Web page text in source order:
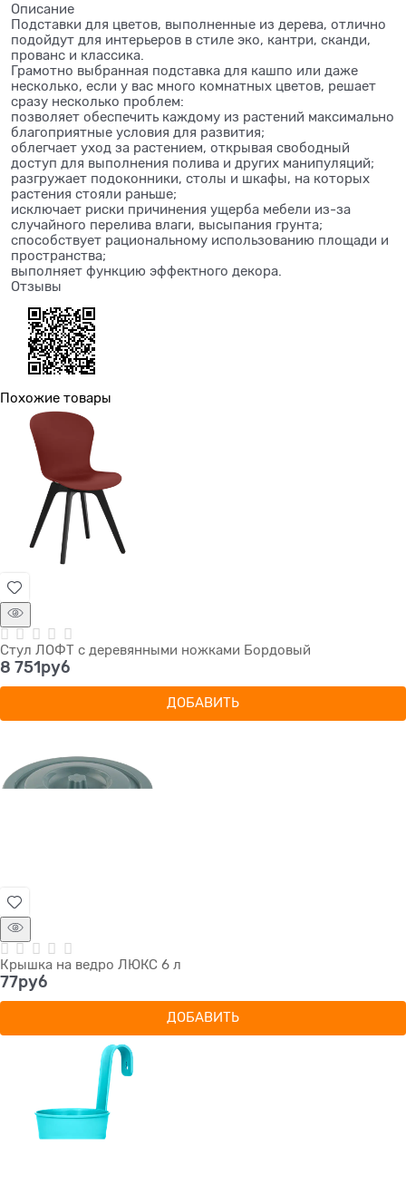
Описание
Подставки для цветов, выполненные из дерева, отлично
подойдут для интерьеров в стиле эко, кантри, сканди,
прованс и классика.
Грамотно выбранная подставка для кашпо или даже
несколько, если у вас много комнатных цветов, решает
сразу несколько проблем:
позволяет обеспечить каждому из растений максимально
благоприятные условия для развития;
облегчает уход за растением, открывая свободный
доступ для выполнения полива и других манипуляций;
разгружает подоконники, столы и шкафы, на которых
растения стояли раньше;
исключает риски причинения ущерба мебели из-за
случайного перелива влаги, высыпания грунта;
способствует рациональному использованию площади и
пространства;
выполняет функцию эффектного декора.
Отзывы
Похожие товары
Стул ЛОФТ с деревянными ножками Бордовый
8 751руб
ДОБАВИТЬ
Крышка на ведро ЛЮКС 6 л
77руб
ДОБАВИТЬ